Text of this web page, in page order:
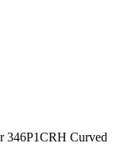
346P1CRH Curved